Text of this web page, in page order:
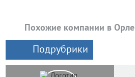
Похожие компании в Орле
Подрубрики